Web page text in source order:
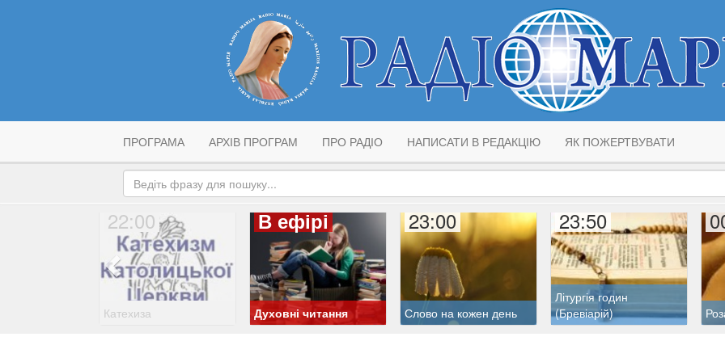
ПРОГРАМА АРХІВ ПРОГРАМ ПРО РАДІО НАПИСАТИ В РЕДАКЦІЮ ЯК ПОЖЕРТВУВАТИ
22:00
Катехиза
В ефірі
Духовні читання
23:00
Слово на кожен день
23:50
Літургія годин
(Бревіарій)